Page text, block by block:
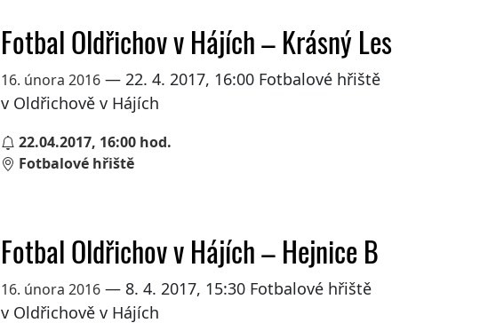
Fotbal Oldřichov v Hájích – Krásný Les
16. února 2016— 22. 4. 2017, 16:00 Fotbalové hřiště
v Oldřichově v Hájích
22.04.2017, 16:00 hod.
Fotbalové hřiště
Fotbal Oldřichov v Hájích – Hejnice B
16. února 2016— 8. 4. 2017, 15:30 Fotbalové hřiště
v Oldřichově v Hájích